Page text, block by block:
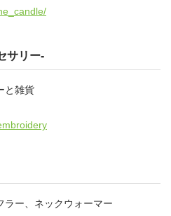
サリー-
と雑貨
ラー、ネックウォーマー